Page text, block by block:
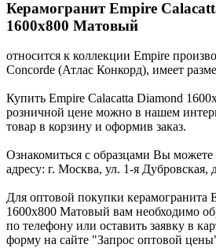
Керамогранит Empire
1600х800 Матовый
относится к коллекции Empire
Concorde (Атлас Конкорд), имеет
Купить Empire Calacatta Diamond
розничной цене можно в нашем
товар в корзину и оформив заказ.
Ознакомиться с образцами Вы
адресу: г. Москва, ул. 1-я
Для оптовой покупки керамогранита
1600х800 Матовый вам необходимо
по телефону или оставить заявку в
форму на сайте "Запрос оптовой